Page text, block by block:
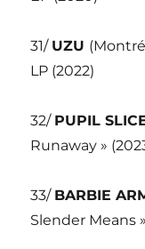
31/ UZU
LP (2022)
32/ PUPIL
Runaway »
33/ BARBIE
Slender Means